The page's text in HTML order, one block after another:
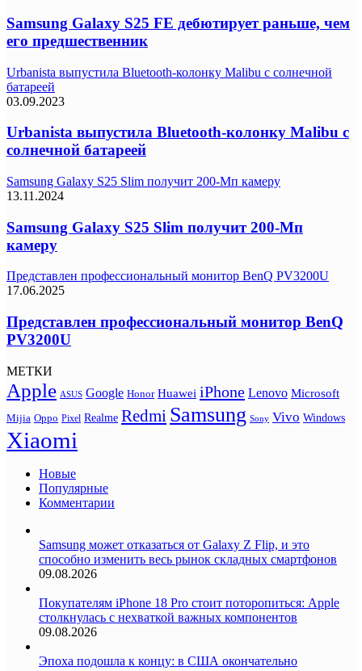
Samsung Galaxy S25 FE дебютирует раньше, чем
его предшественник
Urbanista выпустила Bluetooth-колонку Malibu с солнечной
батареей
03.09.2023
Urbanista выпустила Bluetooth-колонку Malibu с
солнечной батареей
Samsung Galaxy S25 Slim получит 200-Мп камеру
13.11.2024
Samsung Galaxy S25 Slim получит 200-Мп
камеру
Представлен профессиональный монитор BenQ PV3200U
17.06.2025
Представлен профессиональный монитор BenQ
PV3200U
МЕТКИ
Apple ASUS Google Honor Huawei iPhone Lenovo Microsoft
Mijia Oppo Pixel Realme Redmi Samsung Sony Vivo Windows
Xiaomi
Новые
Популярные
Комментарии
Samsung может отказаться от Galaxy Z Flip, и это
способно изменить весь рынок складных смартфонов
09.08.2026
Покупателям iPhone 18 Pro стоит поторопиться: Apple
столкнулась с нехваткой важных компонентов
09.08.2026
Эпоха подошла к концу: в США окончательно